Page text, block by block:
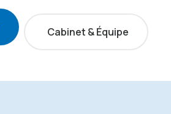
Cabinet & Équipe